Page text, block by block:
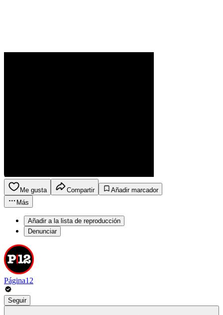
Me gusta Compartir
Añadir marcador
Más
Añadir a la lista de reproducción
Denunciar
Página12
Seguir